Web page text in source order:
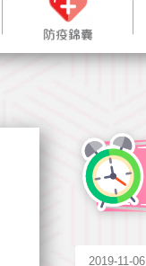
2019-11-06